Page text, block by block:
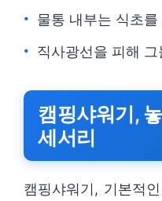
물통 내부는 식초
직사광선을 피해
캠핑샤워기,
세서리
캠핑샤워기, 기본적